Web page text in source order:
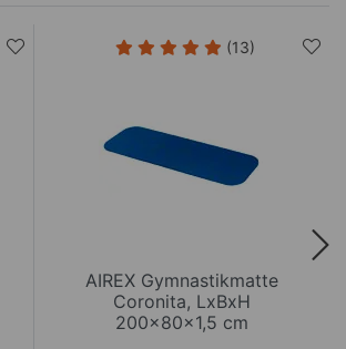
(13)
AIREX Gymnastikmatte
Coronita, LxBxH
200x80x1,5 cm